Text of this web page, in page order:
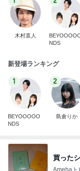
木村直人
NDS
新登場ランキング
1
BEYOOOOO
NDS
2
島倉りか
買った
Amebaト